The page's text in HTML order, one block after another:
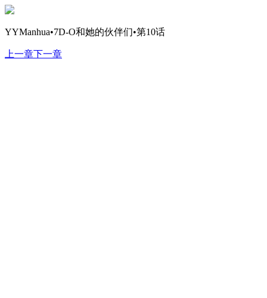
YYManhua•7D-O和她的伙伴们•第10话
上一章下一章